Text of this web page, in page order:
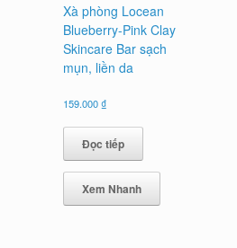
Xà phòng Locean
Blueberry-Pink Clay
Skincare Bar sạch
mụn, liền da
159.000₫
Đọc tiếp
Xem Nhanh